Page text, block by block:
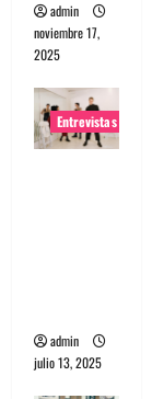
admin
noviembre 17,
2025
Entrevistas
admin
julio 13, 2025